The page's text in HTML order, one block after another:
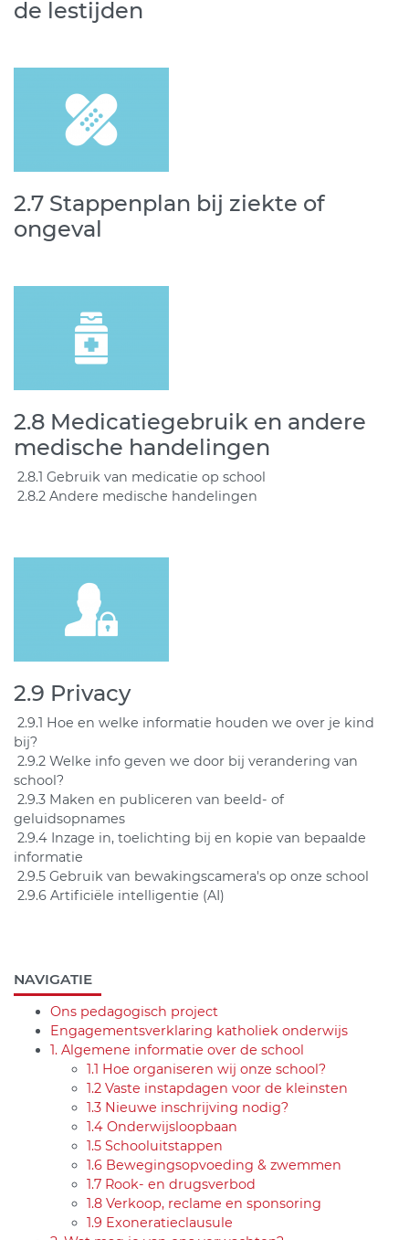
NAVIGATIE
Ons pedagogisch project
Engagementsverklaring katholiek onderwijs
1. Algemene informatie over de school
1.1 Hoe organiseren wij onze school?
1.2 Vaste instapdagen voor de kleinsten
1.3 Nieuwe inschrijving nodig?
1.4 Onderwijsloopbaan
1.5 Schooluitstappen
1.6 Bewegingsopvoeding & zwemmen
1.7 Rook- en drugsverbod
1.8 Verkoop, reclame en sponsoring
1.9 Exoneratieclausule
de lestijden
2.7 Stappenplan bij ziekte of
ongeval
2.8 Medicatiegebruik en andere
medische handelingen
2.8.1 Gebruik van medicatie op school
2.8.2 Andere medische handelingen
2.9 Privacy
2.9.1 Hoe en welke informatie houden we over je kind
bij?
2.9.2 Welke info geven we door bij verandering van
school?
2.9.3 Maken en publiceren van beeld- of
geluidsopnames
2.9.4 Inzage in, toelichting bij en kopie van bepaalde
informatie
2.9.5 Gebruik van bewakingscamera's op onze school
2.9.6 Artificiële intelligentie (AI)